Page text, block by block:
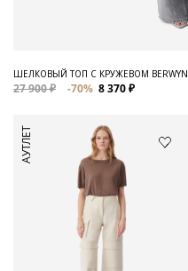
ШЕЛКОВЫЙ ТОП С КРУЖЕВОМ BERWYN
27 900 ₽ -70% 8 370 ₽
АУТЛЕТ